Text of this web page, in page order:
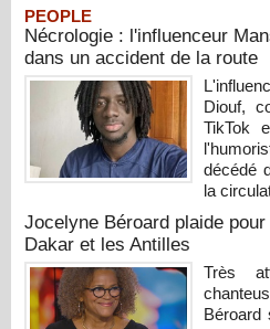
PEOPLE
Nécrologie : l'influenceur
dans un accident de la route
Diouf,
TikTok
décédé
la
Jocelyne Béroard plaide
Dakar et les Antilles
Très
Béroard